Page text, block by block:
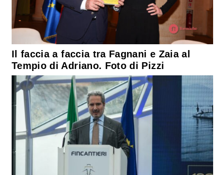
Il faccia a faccia tra Fagnani e Zaia al
Tempio di Adriano. Foto di Pizzi